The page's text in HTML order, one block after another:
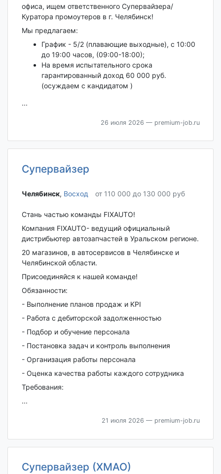
офиса, ищем ответственного Супервайзера/
Куратора промоутеров в г. Челябинск!
Мы предлагаем:
График - 5/2 (плавающие выходные), с 10:00
до 19:00 часов, (09:00-18:00);
На время испытательного срока
гарантированный доход 60 000 руб.
(осуждаем с кандидатом )
...
26 июля 2026 — premium-job.ru
Супервайзер
Челябинск‎, Восход от 110 000 до 130 000 руб
Стань частью команды FIXAUTO!
Компания FIXAUTO- ведущий официальный
дистрибьютер автозапчастей в Уральском регионе.
20 магазинов, в автосервисов в Челябинске и
Челябинской области.
Присоединяйся к нашей команде!
Обязанности:
- Выполнение планов продаж и KPI
- Работа с дебиторской задолженностью
- Подбор и обучение персонала
- Постановка задач и контроль выполнения
- Организация работы персонала
- Оценка качества работы каждого сотрудника
Требования:
...
21 июля 2026 — premium-job.ru
Супервайзер (ХМАО)